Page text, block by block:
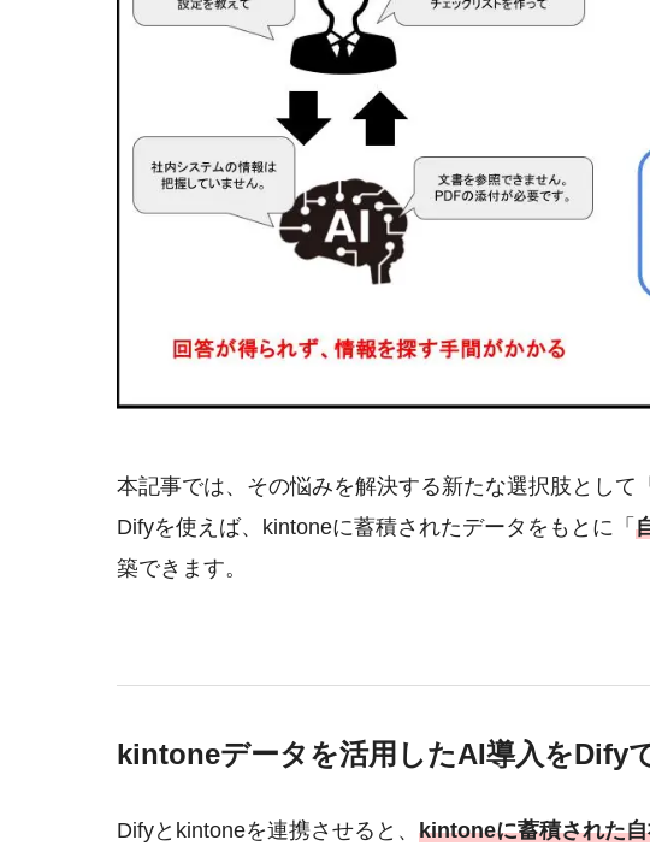
本記事では、その悩みを解決する新たな選択肢として
Difyを使えば、kintoneに蓄積されたデータをもとに「
築できます。
kintoneデータを活用したAI導入をDify
Difyとkintoneを連携させると、 kintoneに蓄積された